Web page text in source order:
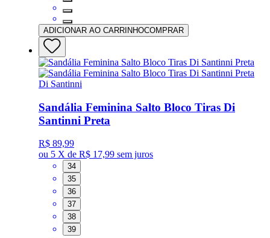
ADICIONAR AO CARRINHOCOMPRAR
Di Santinni
Sandália Feminina Salto Bloco Tiras Di
Santinni Preta
R$ 89,99
ou 5 X de R$ 17,99 sem juros
34
35
36
37
38
39